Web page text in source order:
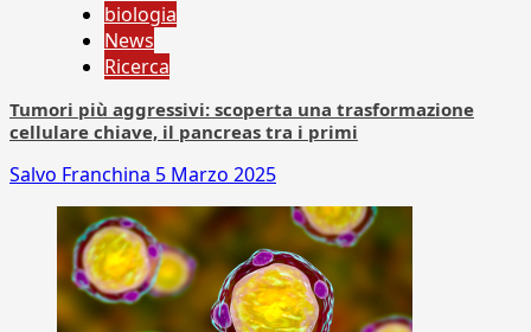
biologia
News
Ricerca
Tumori più aggressivi: scoperta una trasformazione
cellulare chiave, il pancreas tra i primi
Salvo Franchina 5 Marzo 2025